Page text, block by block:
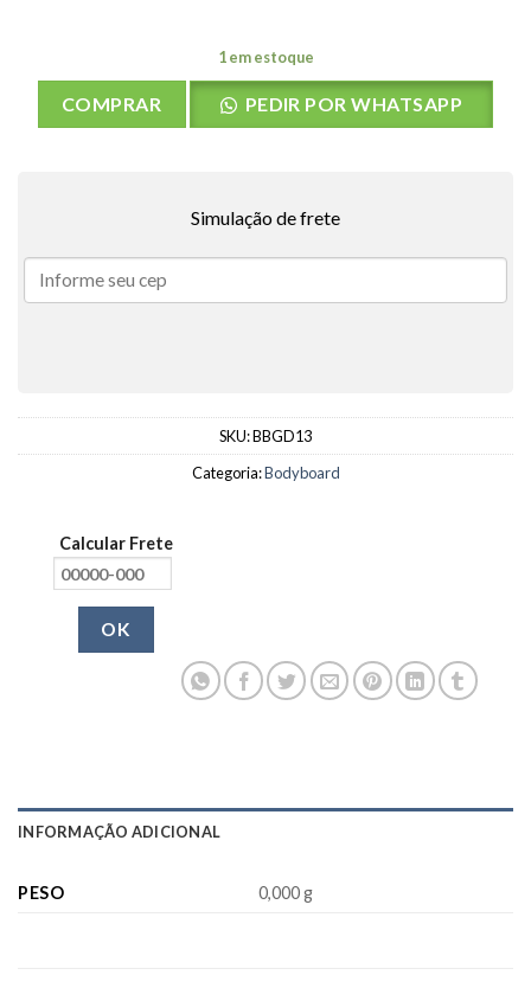
1 em estoque
COMPRAR PEDIR POR WHATSAPP
Simulação de frete
SKU:BBGD13
Categoria:Bodyboard
Calcular Frete
OK
INFORMAÇÃO ADICIONAL
PESO 0,000 g